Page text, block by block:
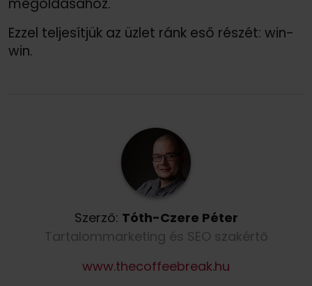
Ezzel teljesítjük az üzlet ránk eső részét: win-
win.
Szerző: Tóth-Czere Péter
Tartalommarketing és SEO szakértő
www.thecoffeebreak.hu